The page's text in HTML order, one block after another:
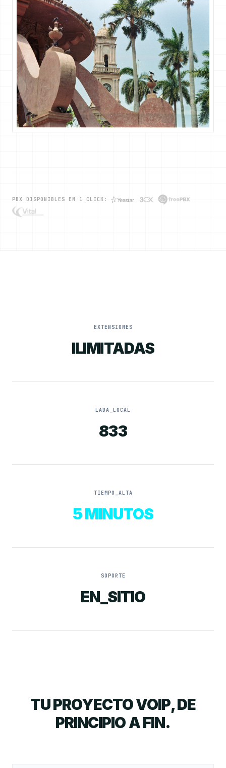
PBX DISPONIBLES EN 1 CLICK:
EXTENSIONES
ILIMITADAS
LADA_LOCAL
833
TIEMPO_ALTA
5 MINUTOS
SOPORTE
EN_SITIO
TU PROYECTO VOIP, DE
PRINCIPIO A FIN.